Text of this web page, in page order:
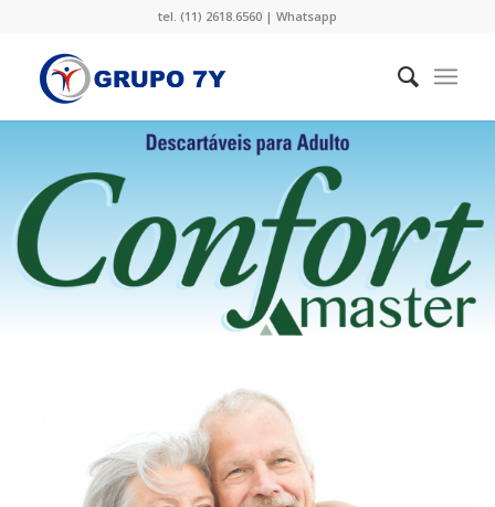
tel. (11) 2618.6560 | Whatsapp